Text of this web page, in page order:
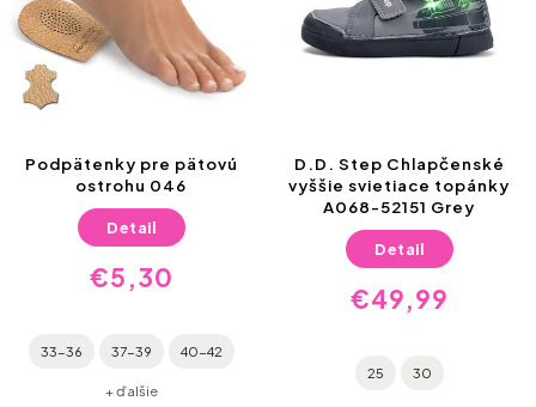
Podpätenky pre pätovú
ostrohu 046
€5,30
Detail
33-36 37-39 40-42
+ ďalšie
D.D. Step Chlapčenské
vyššie svietiace topánky
A068-52151 Grey
€49,99
Detail
25 30